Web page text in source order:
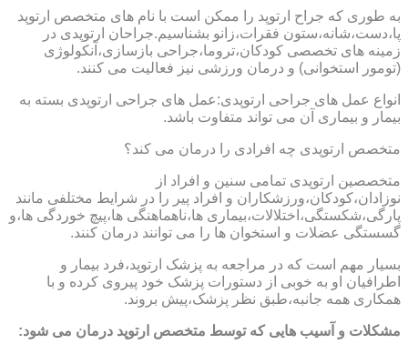
به طوری که جراح ارتوپد را ممکن است با نام های متخصص ارتوپد
پا،دست،شانه،ستون فقرات،زانو بشناسیم.جراحان ارتوپدی در
زمینه های تخصصی کودکان،تروما،جراحی بازسازی،آنکولوژی
(تومور استخوانی) و درمان ورزشی نیز فعالیت می کنند.
انواع عمل های جراحی ارتوپدی:عمل های جراحی ارتوپدی بسته به
بیمار و بیماری آن می تواند متفاوت باشد.
متخصص ارتوپدی چه افرادی را درمان می کند؟
متخصصین ارتوپدی تمامی سنین و افراد از
نوزادان،کودکان،ورزشکاران و افراد پیر را در شرایط مختلفی مانند
پارگی،شکستگی،اختلالات،بیماری ها،ناهماهنگی ها،پیچ خوردگی ها،و
گسستگی عضلات و استخوان ها را می توانند درمان کنند.
بسیار مهم است که در مراجعه به پزشک ارتوپد،فرد بیمار و
اطرافیان او به خوبی از دستورات پزشک خود پیروی کرده و با
همکاری همه جانبه،طبق نظر پزشک،پیش بروند.
مشکلات و آسیب هایی که توسط متخصص ارتوپد درمان می شود: